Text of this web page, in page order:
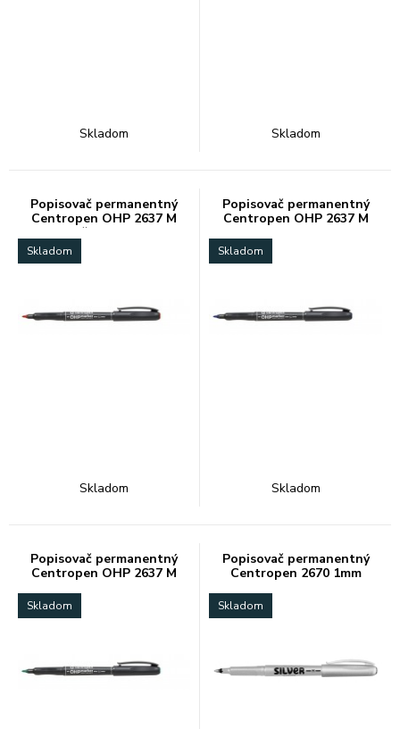
Skladom Skladom
Popisovač permanentný
Centropen OHP 2637 M
červený
Skladom
Skladom
Popisovač permanentný
Centropen OHP 2637 M
Skladom
Skladom
Popisovač permanentný
Centropen OHP 2637 M
Skladom
Popisovač permanentný
Centropen 2670 1mm
Skladom